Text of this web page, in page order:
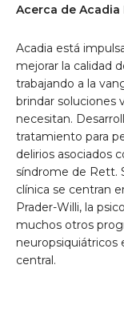
Acerca de
Acadia está
mejorar la calidad
trabajando a la
brindar soluciones
necesitan.
tratamiento para
delirios asociados
síndrome de Rett.
clínica se centran
Prader-Willi, la
muchos otros
neuropsiquiátricos
central.